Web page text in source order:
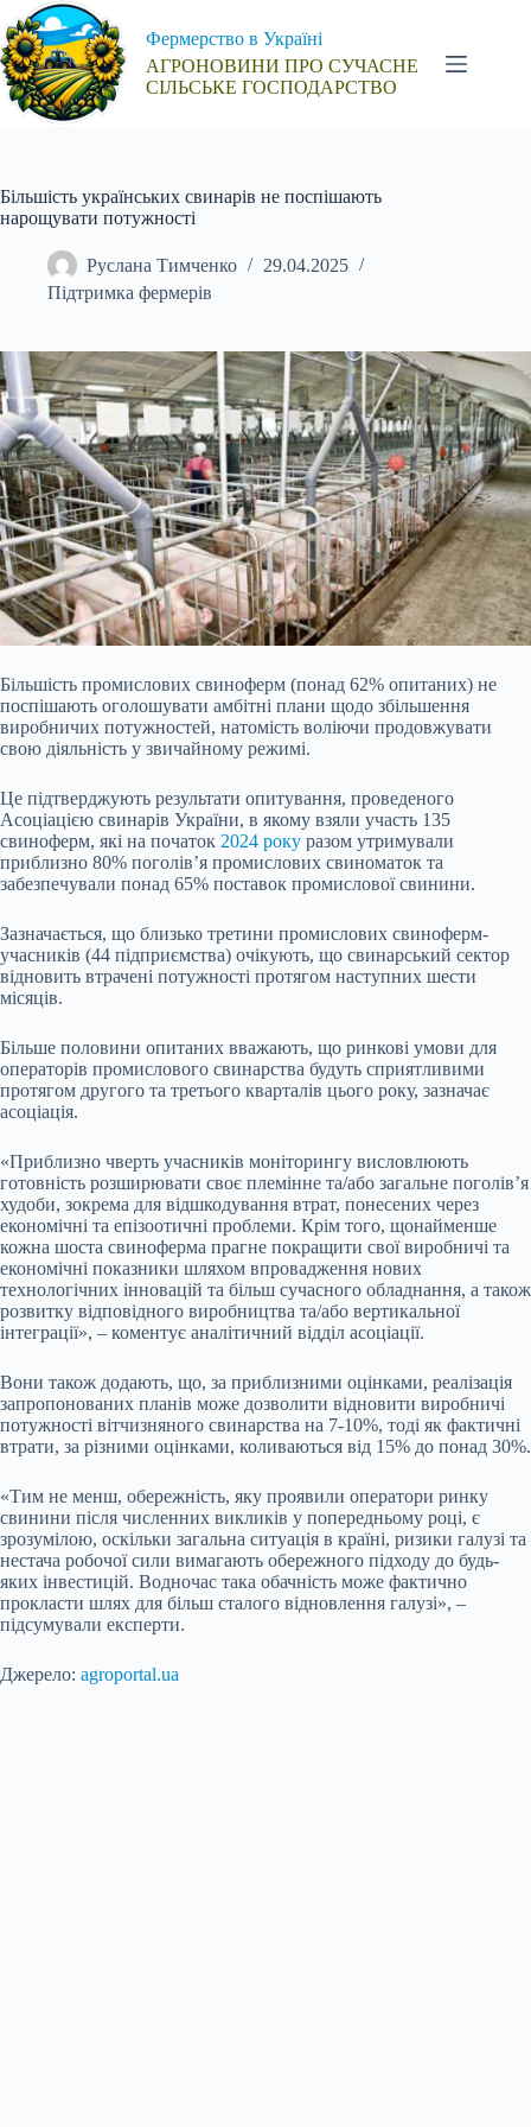
Перейти
до
вмісту
Фермерство в Україні
АГРОНОВИНИ ПРО СУЧАСНЕ
СІЛЬСЬКЕ ГОСПОДАРСТВО
Більшість українських свинарів не поспішають
нарощувати потужності
Руслана Тимченко
29.04.2025
Підтримка фермерів
Більшість промислових свиноферм (понад 62% опитаних) не
поспішають оголошувати амбітні плани щодо збільшення
виробничих потужностей, натомість воліючи продовжувати
свою діяльність у звичайному режимі.
Це підтверджують результати опитування, проведеного
Асоціацією свинарів України, в якому взяли участь 135
свиноферм, які на початок 2024 року разом утримували
приблизно 80% поголів’я промислових свиноматок та
забезпечували понад 65% поставок промислової свинини.
Зазначається, що близько третини промислових свиноферм-
учасників (44 підприємства) очікують, що свинарський сектор
відновить втрачені потужності протягом наступних шести
місяців.
Більше половини опитаних вважають, що ринкові умови для
операторів промислового свинарства будуть сприятливими
протягом другого та третього кварталів цього року, зазначає
асоціація.
«Приблизно чверть учасників моніторингу висловлюють
готовність розширювати своє племінне та/або загальне поголів’я
худоби, зокрема для відшкодування втрат, понесених через
економічні та епізоотичні проблеми. Крім того, щонайменше
кожна шоста свиноферма прагне покращити свої виробничі та
економічні показники шляхом впровадження нових
технологічних інновацій та більш сучасного обладнання, а також
розвитку відповідного виробництва та/або вертикальної
інтеграції», – коментує аналітичний відділ асоціації.
Вони також додають, що, за приблизними оцінками, реалізація
запропонованих планів може дозволити відновити виробничі
потужності вітчизняного свинарства на 7-10%, тоді як фактичні
втрати, за різними оцінками, коливаються від 15% до понад 30%.
«Тим не менш, обережність, яку проявили оператори ринку
свинини після численних викликів у попередньому році, є
зрозумілою, оскільки загальна ситуація в країні, ризики галузі та
нестача робочої сили вимагають обережного підходу до будь-
яких інвестицій. Водночас така обачність може фактично
прокласти шлях для більш сталого відновлення галузі», –
підсумували експерти.
Джерело: agroportal.ua